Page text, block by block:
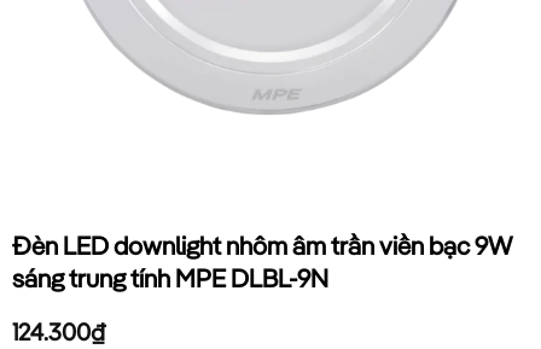
Đèn LED downlight nhôm âm trần viền bạc 9W
sáng trung tính MPE DLBL-9N
124.300₫